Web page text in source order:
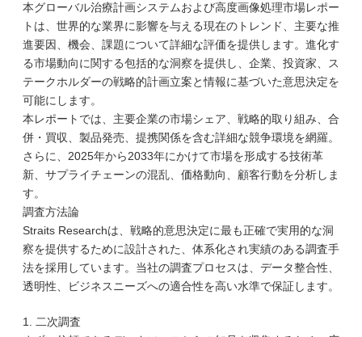
本グローバル治療計画システムおよび高度画像処理市場レポー
トは、世界的な業界に影響を与える現在のトレンド、主要な推
進要因、機会、課題について詳細な評価を提供します。進化す
る市場動向に関する包括的な洞察を提供し、企業、投資家、ス
テークホルダーの戦略的計画立案と情報に基づいた意思決定を
可能にします。
本レポートでは、主要企業の市場シェア、戦略的取り組み、合
併・買収、製品発売、提携関係を含む詳細な競争環境を網羅。
さらに、2025年から2033年にかけて市場を形成する技術革
新、サプライチェーンの混乱、価格動向、顧客行動を分析しま
す。
調査方法論
Straits Researchは、戦略的意思決定に最も正確で実用的な洞
察を提供するために設計された、体系化され実績のある調査手
法を採用しています。当社の調査プロセスは、データ整合性、
透明性、ビジネスニーズへの適合性を高い水準で保証します。
1. 二次調査